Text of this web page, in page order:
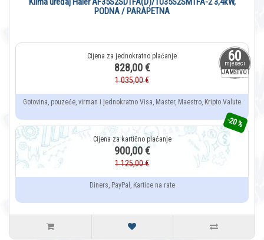
60
mjeseci
JAMSTVO
PODNA / PARAPETNA
828,00 €
1.035,00 €
Gotovina, pouzeće, virman i jednokratno Visa, Master, Maestro, Kripto Valute
-20 %
900,00 €
1.125,00 €
Diners, PayPal, Kartice na rate